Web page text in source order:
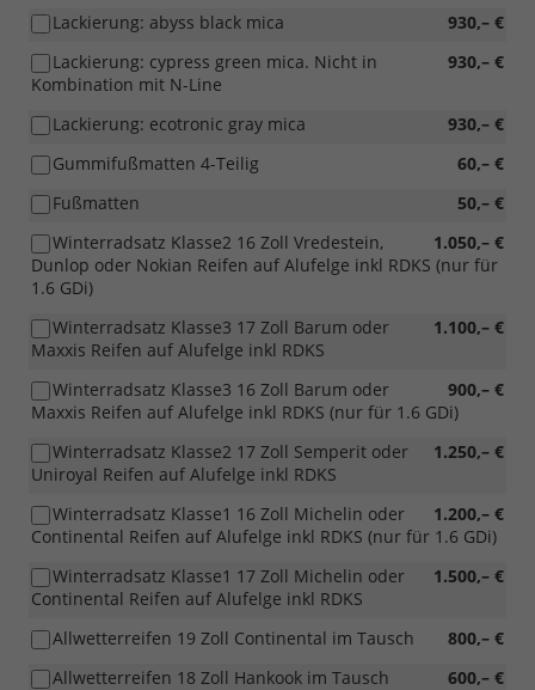
930,– €
Lackierung: abyss black mica
930,– €
Lackierung: cypress green mica. Nicht in
Kombination mit N-Line
930,– €
Lackierung: ecotronic gray mica
60,– €
Gummifußmatten 4-Teilig
50,– €
Fußmatten
1.050,– €
Winterradsatz Klasse2 16 Zoll Vredestein,
Dunlop oder Nokian Reifen auf Alufelge inkl RDKS (nur für
1.6 GDi)
1.100,– €
Winterradsatz Klasse3 17 Zoll Barum oder
Maxxis Reifen auf Alufelge inkl RDKS
900,– €
Winterradsatz Klasse3 16 Zoll Barum oder
Maxxis Reifen auf Alufelge inkl RDKS (nur für 1.6 GDi)
1.250,– €
Winterradsatz Klasse2 17 Zoll Semperit oder
Uniroyal Reifen auf Alufelge inkl RDKS
1.200,– €
Winterradsatz Klasse1 16 Zoll Michelin oder
Continental Reifen auf Alufelge inkl RDKS (nur für 1.6 GDi)
1.500,– €
Winterradsatz Klasse1 17 Zoll Michelin oder
Continental Reifen auf Alufelge inkl RDKS
800,– €
Allwetterreifen 19 Zoll Continental im Tausch
600,– €
Allwetterreifen 18 Zoll Hankook im Tausch